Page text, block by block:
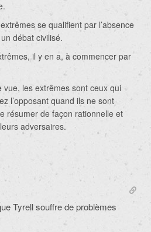
se qualifient par l’absence
débat civilisé.
il y en a, à commencer par
vue, les extrêmes sont ceux qui
l’opposant quand ils ne sont
résumer de façon rationnelle et
adversaires.
Tyrell souffre de problèmes